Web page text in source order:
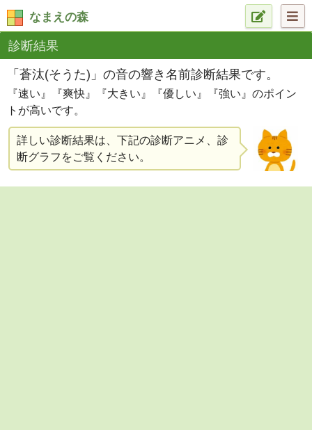
なまえの森
診断結果
「蒼汰(そうた)」の音の響き名前診断結果です。
『速い』『爽快』『大きい』『優しい』『強い』のポイン
トが高いです。
詳しい診断結果は、下記の診断アニメ、診
断グラフをご覧ください。